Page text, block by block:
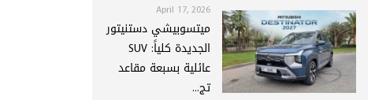
April 17, 2026
ميتسوبيشي دستنيتور
الجديدة كلياً: SUV
عائلية بسبعة مقاعد
تج...